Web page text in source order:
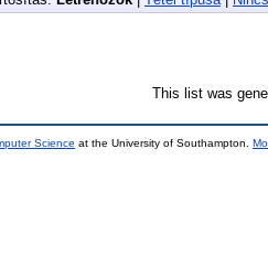
This list was
Science at the University of Southampton.